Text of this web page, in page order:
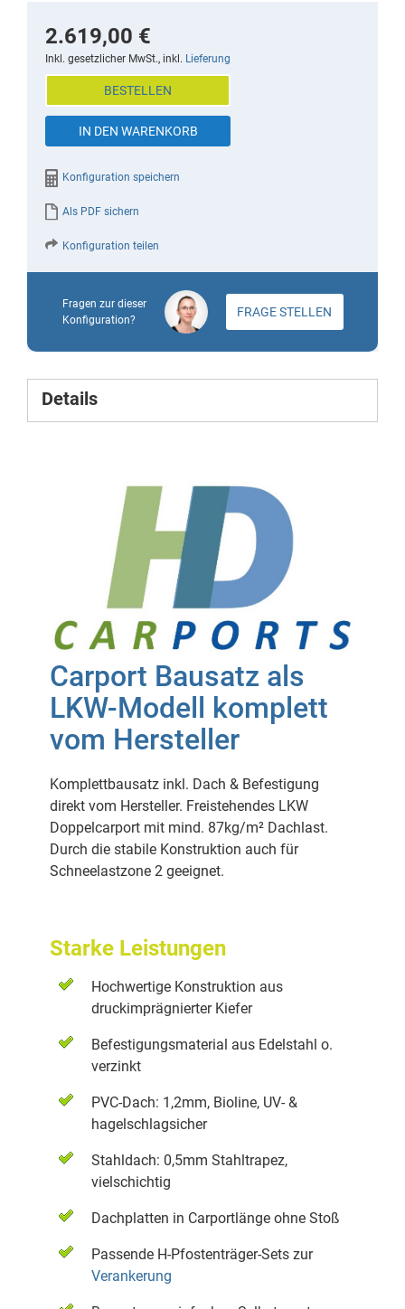
beginning
images
2.619,00 €
Inkl. gesetzlicher MwSt., inkl. Lieferung
IN DEN WARENKORB
BESTELLEN
Konfiguration speichern
Als PDF sichern
Konfiguration teilen
Fragen zur dieser
Konfiguration?
FRAGE STELLEN
Details
Carport Bausatz als
LKW-Modell komplett
vom Hersteller
Komplettbausatz inkl. Dach & Befestigung
direkt vom Hersteller. Freistehendes LKW
Doppelcarport mit mind. 87kg/m² Dachlast.
Durch die stabile Konstruktion auch für
Schneelastzone 2 geeignet.
Starke Leistungen
Hochwertige Konstruktion aus
druckimprägnierter Kiefer
Befestigungsmaterial aus Edelstahl o.
verzinkt
PVC-Dach: 1,2mm, Bioline, UV- &
hagelschlagsicher
Stahldach: 0,5mm Stahltrapez,
vielschichtig
Dachplatten in Carportlänge ohne Stoß
Passende H-Pfostenträger-Sets zur
Verankerung